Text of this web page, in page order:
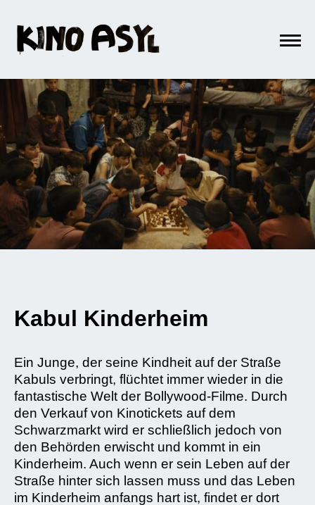
Kabul Kinderheim
Ein Junge, der seine Kindheit auf der Straße
Kabuls verbringt, flüchtet immer wieder in die
fantastische Welt der Bollywood-Filme. Durch
den Verkauf von Kinotickets auf dem
Schwarzmarkt wird er schließlich jedoch von
den Behörden erwischt und kommt in ein
Kinderheim. Auch wenn er sein Leben auf der
Straße hinter sich lassen muss und das Leben
im Kinderheim anfangs hart ist, findet er dort